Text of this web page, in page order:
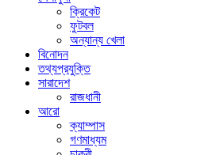
ক্রিকেট
ফুটবল
অন্যান্য খেলা
বিনোদন
তথ্যপ্রযুক্তি
সারাদেশ
রাজধানী
আরো
ক্যাম্পাস
গণমাধ্যম